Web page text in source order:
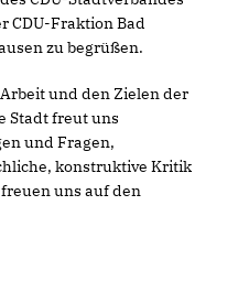
CDU-Fraktion Bad
zu begrüßen.
und den Zielen der
Stadt freut uns
und Fragen,
konstruktive Kritik
uns auf den